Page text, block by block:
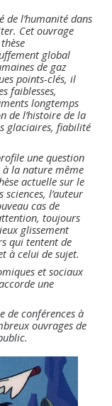
de l’humanité dans
Cet ouvrage
global
de gaz
points-clés, il
faiblesses,
longtemps
de l’histoire de la
glaciaires, fiabilité
une question
la nature même
actuelle sur le
sciences, l’auteur
cas de
toujours
glissement
qui tentent de
à celui de sujet.
et sociaux
une
de conférences à
ouvrages de